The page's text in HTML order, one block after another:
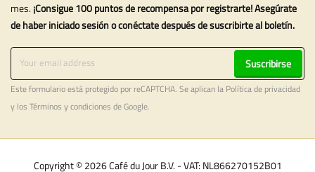
mes. ¡Consigue 100 puntos de recompensa por registrarte! Asegúrate
de haber iniciado sesión o conéctate después de suscribirte al boletín.
Suscribirse
Este formulario está protegido por reCAPTCHA. Se aplican la Política de privacidad
y los Términos y condiciones de Google.
Copyright © 2026 Café du Jour B.V. - VAT: NL866270152B01